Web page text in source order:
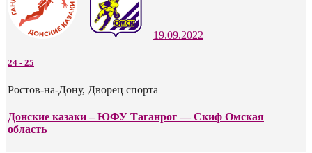
19.09.2022
24 - 25
Ростов-на-Дону, Дворец спорта
Донские казаки – ЮФУ Таганрог — Скиф Омская
область